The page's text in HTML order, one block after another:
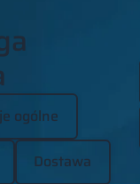
ogólne
Dostawa